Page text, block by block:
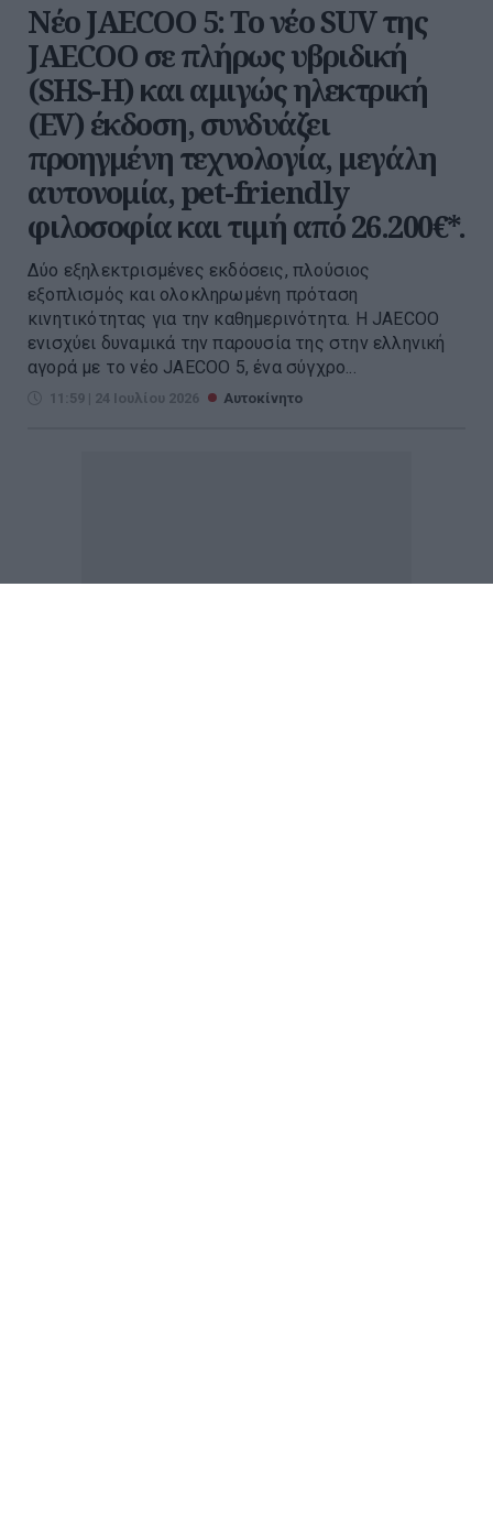
Νέο JAECOO 5: Το νέο SUV της
JAECOO σε πλήρως υβριδική
(SHS-H) και αμιγώς ηλεκτρική
(EV) έκδοση, συνδυάζει
προηγμένη τεχνολογία, μεγάλη
αυτονομία, pet-friendly
φιλοσοφία και τιμή από 26.200€*.
Δύο εξηλεκτρισμένες εκδόσεις, πλούσιος
εξοπλισμός και ολοκληρωμένη πρόταση
κινητικότητας για την καθημερινότητα. Η JAECOO
ενισχύει δυναμικά την παρουσία της στην ελληνική
αγορά με το νέο JAECOO 5, ένα σύγχρο...
11:59 | 24 Ιουλίου 2026 Αυτοκίνητο